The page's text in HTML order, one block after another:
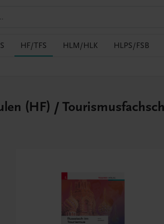
HF/TFS HLM/HLK HLPS/FSB
(HF) /